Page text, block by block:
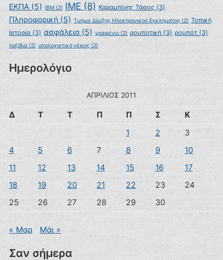
ΕΚΠΑ(5) ΙΒΜ(2) ΙΜΕ(8) Καραμπίνης Τάσος(3)
Πληροφορική(5) Τμήμα Δίωξης Ηλεκτρονικού Εγκλήματος(2) Τοπική
Ιστορία(3) ασφάλεια(5) γραφένιο(2) ρομποτική(3) ρομπότ(3)
ταξίδια(2) υπολογιστικό νέφος(2)
Ημερολόγιο
ΑΠΡΊΛΙΟΣ 2011
Δ Τ Τ Π Π Σ
Κ
1
2
3
4
5 6 7 8 9
10
11
12 13 14 15 16
17
18
19 20 21 22 23
24
25
26 27 28 29 30
« Μαρ Μάι »
Σαν σήμερα